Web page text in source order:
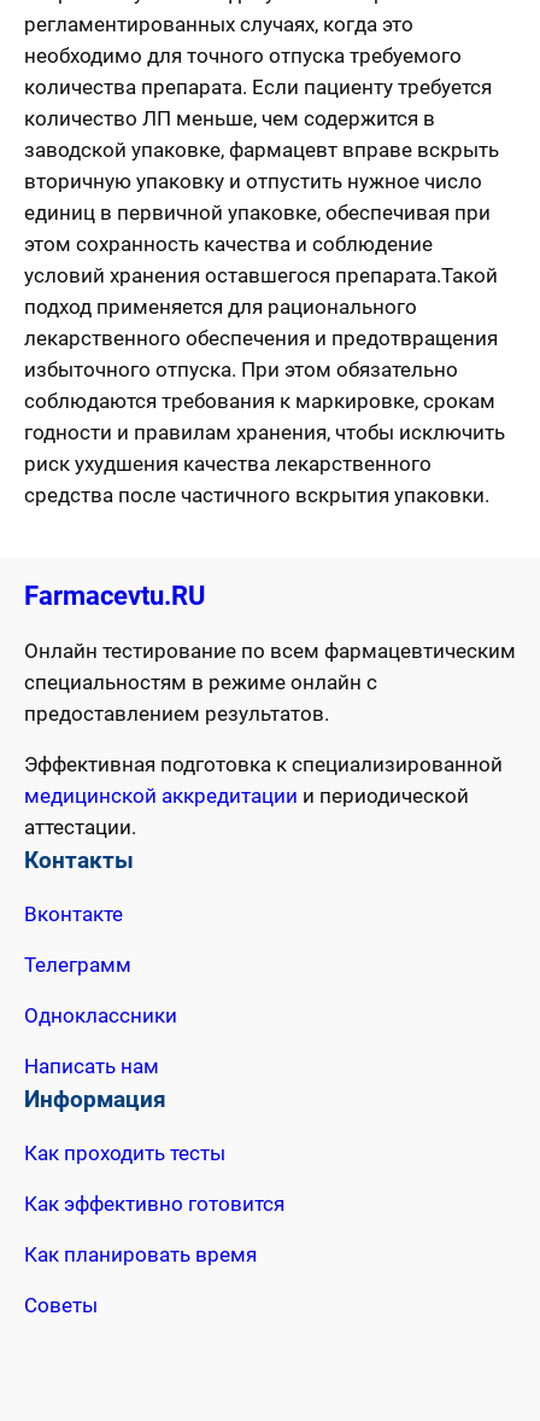
регламентированных случаях, когда это
необходимо для точного отпуска требуемого
количества препарата. Если пациенту требуется
количество ЛП меньше, чем содержится в
заводской упаковке, фармацевт вправе вскрыть
вторичную упаковку и отпустить нужное число
единиц в первичной упаковке, обеспечивая при
этом сохранность качества и соблюдение
условий хранения оставшегося препарата.Такой
подход применяется для рационального
лекарственного обеспечения и предотвращения
избыточного отпуска. При этом обязательно
соблюдаются требования к маркировке, срокам
годности и правилам хранения, чтобы исключить
риск ухудшения качества лекарственного
средства после частичного вскрытия упаковки.
Farmacevtu.RU
Онлайн тестирование по всем фармацевтическим
специальностям в режиме онлайн с
предоставлением результатов.
Эффективная подготовка к специализированной
медицинской аккредитации и периодической
аттестации.
Контакты
Вконтакте
Телеграмм
Одноклассники
Написать нам
Информация
Как проходить тесты
Как эффективно готовится
Как планировать время
Советы